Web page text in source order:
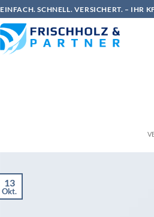
EINFACH. SCHNELL. VERSICHERT. – IHR
13
Okt.